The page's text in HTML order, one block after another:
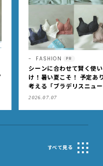
FASHION PR
シーンに合わせて賢く使い
け！暑い夏こそ！ 予定あ
考える「ブラデリスニュー
ク」の快適ブラジャー
2026.07.07
すべて見る